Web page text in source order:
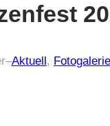
–Aktuell , Fotogalerie